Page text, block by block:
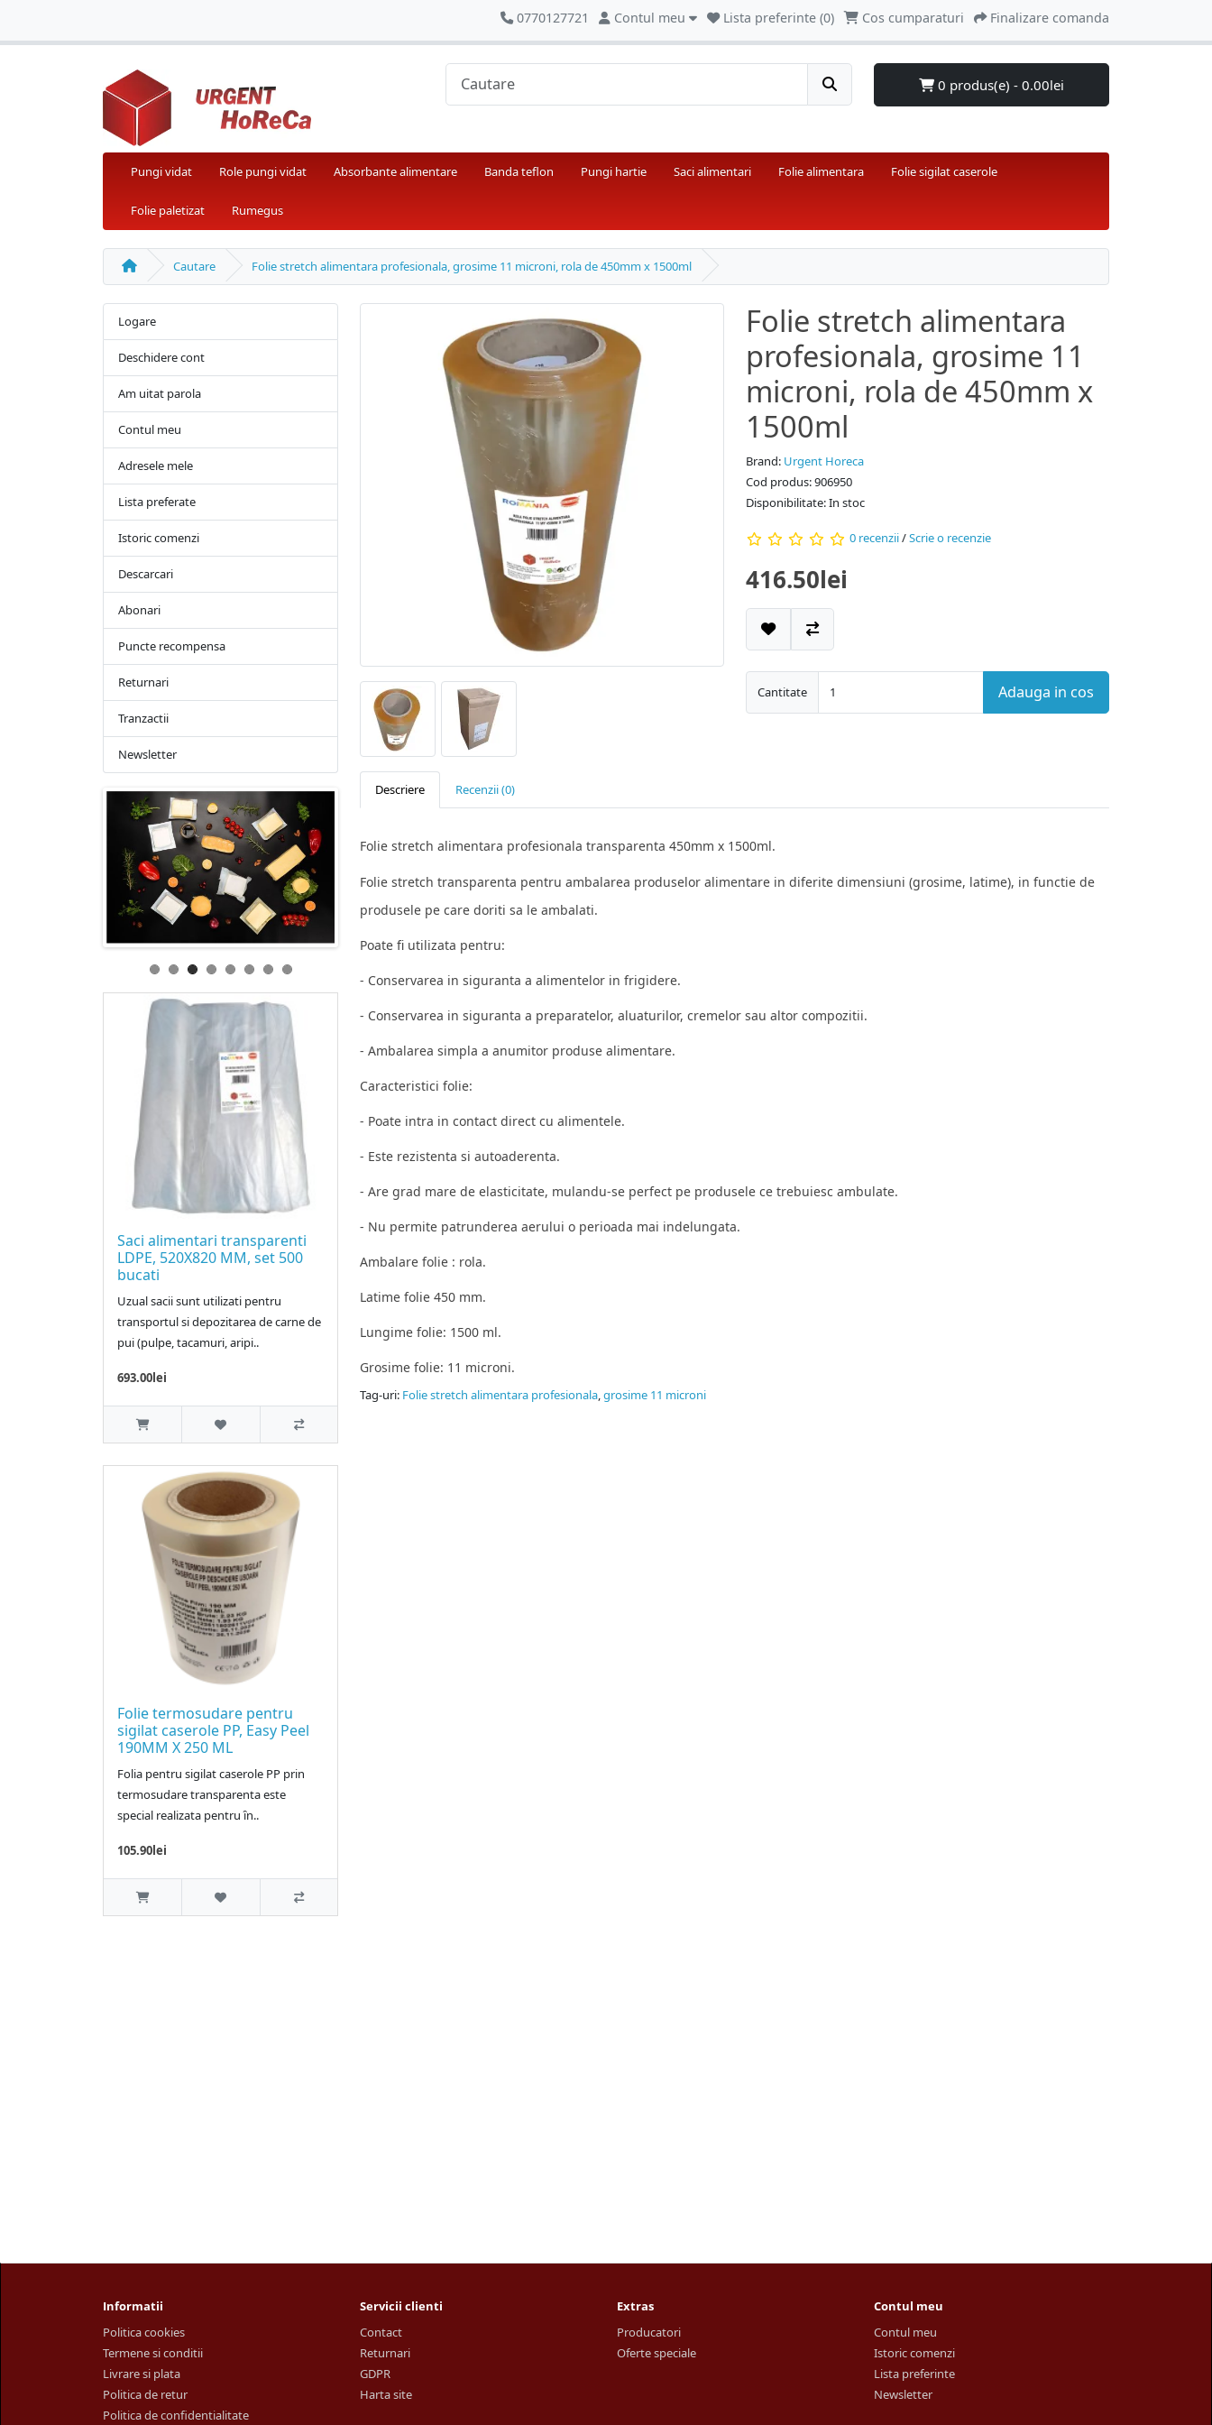
0770127721 Contul meu Lista preferinte (0) Cos cumparaturi Finalizare comanda
0 produs(e) - 0.00lei
Pungi vidat Role pungi vidat Absorbante alimentare Banda teflon Pungi hartie Saci alimentari Folie alimentara Folie sigilat caserole
Folie paletizat Rumegus
Cautare Folie stretch alimentara profesionala, grosime 11 microni, rola de 450mm x 1500ml
Logare
Deschidere cont
Am uitat parola
Contul meu
Adresele mele
Lista preferate
Istoric comenzi
Descarcari
Abonari
Puncte recompensa
Returnari
Tranzactii
Newsletter
Saci alimentari transparenti
LDPE, 520X820 MM, set 500
bucati
Uzual sacii sunt utilizati pentru
transportul si depozitarea de carne de
pui (pulpe, tacamuri, aripi..
693.00lei
Folie termosudare pentru
sigilat caserole PP, Easy Peel
190MM X 250 ML
Folia pentru sigilat caserole PP prin
termosudare transparenta este
special realizata pentru ȋn..
105.90lei
Folie stretch alimentara
profesionala, grosime 11
microni, rola de 450mm x
1500ml
Brand: Urgent Horeca
Cod produs: 906950
Disponibilitate: In stoc
0 recenzii/Scrie o recenzie
416.50lei
Cantitate Adauga in cos
Descriere Recenzii (0)
Folie stretch alimentara profesionala transparenta 450mm x 1500ml.
Folie stretch transparenta pentru ambalarea produselor alimentare in diferite dimensiuni (grosime, latime), in functie de
produsele pe care doriti sa le ambalati.
Poate fi utilizata pentru:
- Conservarea in siguranta a alimentelor in frigidere.
- Conservarea in siguranta a preparatelor, aluaturilor, cremelor sau altor compozitii.
- Ambalarea simpla a anumitor produse alimentare.
Caracteristici folie:
- Poate intra in contact direct cu alimentele.
- Este rezistenta si autoaderenta.
- Are grad mare de elasticitate, mulandu-se perfect pe produsele ce trebuiesc ambulate.
- Nu permite patrunderea aerului o perioada mai indelungata.
Ambalare folie : rola.
Latime folie 450 mm.
Lungime folie: 1500 ml.
Grosime folie: 11 microni.
Tag-uri: Folie stretch alimentara profesionala,grosime 11 microni
Informatii
Politica cookies
Termene si conditii
Livrare si plata
Politica de retur
Politica de confidentialitate
Servicii clienti
Contact
Returnari
GDPR
Harta site
Extras
Producatori
Oferte speciale
Contul meu
Contul meu
Istoric comenzi
Lista preferinte
Newsletter